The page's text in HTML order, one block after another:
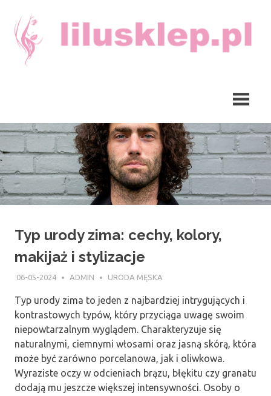
content
Typ urody zima: cechy, kolory,
makijaż i stylizacje
06-05-2024 ADMIN URODA MĘSKA
Typ urody zima to jeden z najbardziej intrygujących i
kontrastowych typów, który przyciąga uwagę swoim
niepowtarzalnym wyglądem. Charakteryzuje się
naturalnymi, ciemnymi włosami oraz jasną skórą, która
może być zarówno porcelanowa, jak i oliwkowa.
Wyraziste oczy w odcieniach brązu, błękitu czy granatu
dodają mu jeszcze większej intensywności. Osoby o